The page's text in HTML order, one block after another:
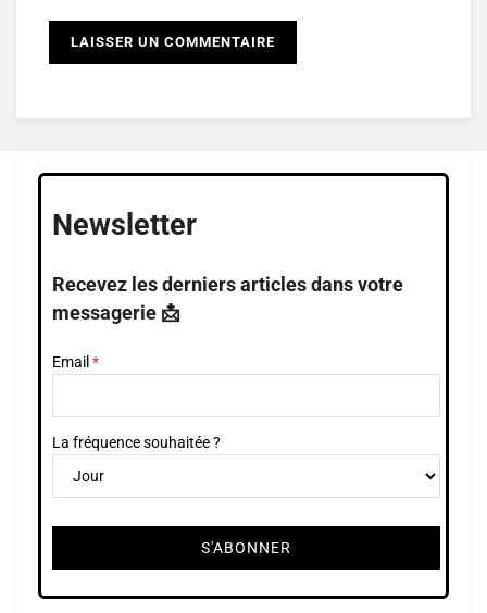
Newsletter
Recevez les derniers articles dans votre
messagerie 📩
Email
La fréquence souhaitée ?